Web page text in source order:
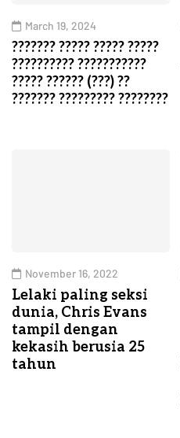
March 19, 2024
??????? ????? ????? ?????
?????????? ???????????
????? ?????? (???) ??
??????? ????????? ????????
November 16, 2022
Lelaki paling seksi
dunia, Chris Evans
tampil dengan
kekasih berusia 25
tahun